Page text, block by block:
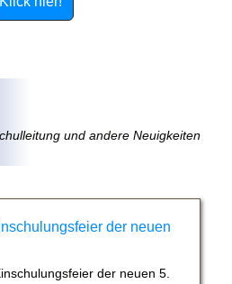
und andere Neuigkeiten
der neuen
der neuen 5.